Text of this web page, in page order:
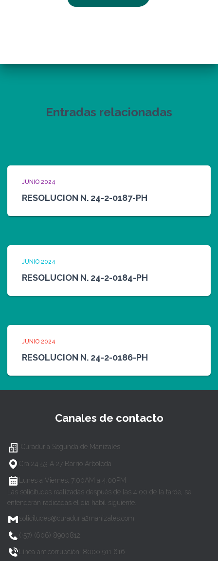
Entradas relacionadas
JUNIO 2024
RESOLUCION N. 24-2-0187-PH
JUNIO 2024
RESOLUCION N. 24-2-0184-PH
JUNIO 2024
RESOLUCION N. 24-2-0186-PH
Canales de contacto
Curaduría Segunda de Manizales
Cra 24 53 A 27 Barrio Arboleda
Lunes a Viernes, 7:00AM a 4:00PM
Las solicitudes realizadas después de las 4:00 de la tarde, se
entenderán radicadas el día hábil siguiente.
solicitudes@curaduria2manizales.com
(+57) (606) 8900812
Línea anticorrupción: 8000 911 616